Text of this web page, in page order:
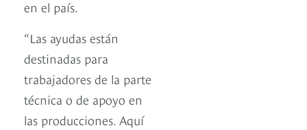
en el país.
“Las ayudas están
destinadas para
trabajadores de la parte
técnica o de apoyo en
las producciones. Aquí